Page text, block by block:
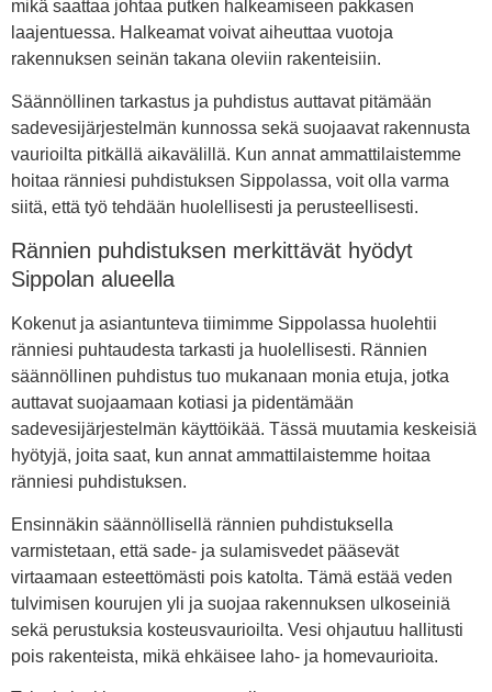
mikä saattaa johtaa putken halkeamiseen pakkasen
laajentuessa. Halkeamat voivat aiheuttaa vuotoja
rakennuksen seinän takana oleviin rakenteisiin.
Säännöllinen tarkastus ja puhdistus auttavat pitämään
sadevesijärjestelmän kunnossa sekä suojaavat rakennusta
vaurioilta pitkällä aikavälillä. Kun annat ammattilaistemme
hoitaa ränniesi puhdistuksen Sippolassa, voit olla varma
siitä, että työ tehdään huolellisesti ja perusteellisesti.
Rännien puhdistuksen merkittävät hyödyt
Sippolan alueella
Kokenut ja asiantunteva tiimimme Sippolassa huolehtii
ränniesi puhtaudesta tarkasti ja huolellisesti. Rännien
säännöllinen puhdistus tuo mukanaan monia etuja, jotka
auttavat suojaamaan kotiasi ja pidentämään
sadevesijärjestelmän käyttöikää. Tässä muutamia keskeisiä
hyötyjä, joita saat, kun annat ammattilaistemme hoitaa
ränniesi puhdistuksen.
Ensinnäkin säännöllisellä rännien puhdistuksella
varmistetaan, että sade- ja sulamisvedet pääsevät
virtaamaan esteettömästi pois katolta. Tämä estää veden
tulvimisen kourujen yli ja suojaa rakennuksen ulkoseiniä
sekä perustuksia kosteusvaurioilta. Vesi ohjautuu hallitusti
pois rakenteista, mikä ehkäisee laho- ja homevaurioita.